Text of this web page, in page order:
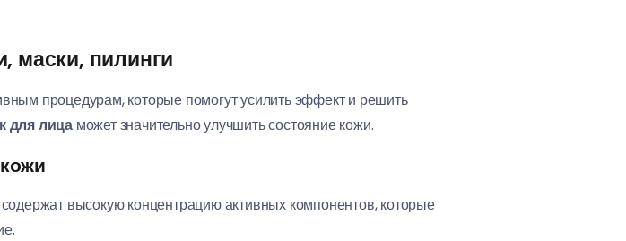
маски, пилинги
процедурам, которые помогут усилить эффект и решить
для лицаможет значительно улучшить состояние кожи.
высокую концентрацию активных компонентов, которые